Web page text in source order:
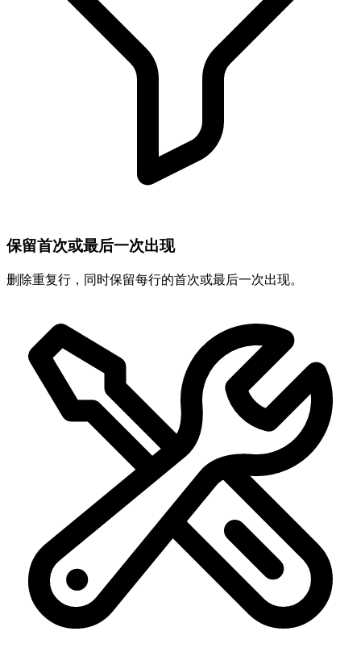
保留首次或最后一次出现
删除重复行，同时保留每行的首次或最后一次出现。